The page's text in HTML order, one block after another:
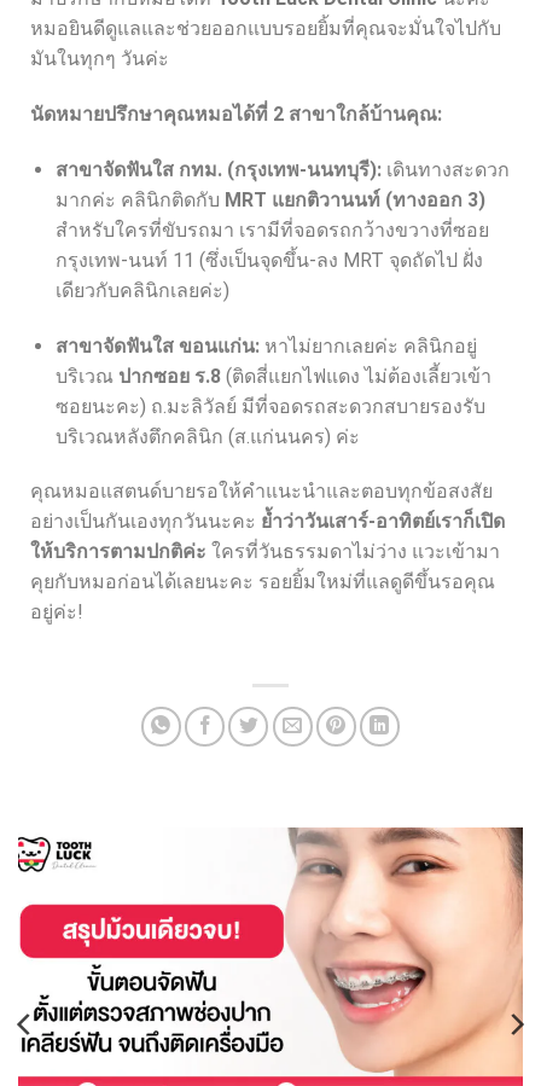
หมอยินดีดูแลและช่วยออกแบบรอยยิ้มที่คุณจะมั่นใจไปกับ
มันในทุกๆ วันค่ะ
นัดหมายปรึกษาคุณหมอได้ที่ 2 สาขาใกล้บ้านคุณ:
สาขาจัดฟันใส กทม. (กรุงเทพ-นนทบุรี):เดินทางสะดวก
มากค่ะ คลินิกติดกับ MRT แยกติวานนท์ (ทางออก 3)
สำหรับใครที่ขับรถมา เรามีที่จอดรถกว้างขวางที่ซอย
กรุงเทพ-นนท์ 11 (ซึ่งเป็นจุดขึ้น-ลง MRT จุดถัดไป ฝั่ง
เดียวกับคลินิกเลยค่ะ)
สาขาจัดฟันใส ขอนแก่น:หาไม่ยากเลยค่ะ คลินิกอยู่
บริเวณ ปากซอย ร.8(ติดสี่แยกไฟแดง ไม่ต้องเลี้ยวเข้า
ซอยนะคะ) ถ.มะลิวัลย์ มีที่จอดรถสะดวกสบายรองรับ
บริเวณหลังตึกคลินิก (ส.แก่นนคร) ค่ะ
คุณหมอแสตนด์บายรอให้คำแนะนำและตอบทุกข้อสงสัย
อย่างเป็นกันเองทุกวันนะคะ ย้ำว่าวันเสาร์-อาทิตย์เราก็เปิด
ให้บริการตามปกติค่ะ ใครที่วันธรรมดาไม่ว่าง แวะเข้ามา
คุยกับหมอก่อนได้เลยนะคะ รอยยิ้มใหม่ที่แลดูดีขึ้นรอคุณ
อยู่ค่ะ!